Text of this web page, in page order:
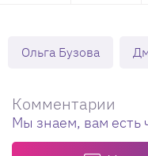
Ольга Бузова
Комментарии
Мы знаем, вам есть